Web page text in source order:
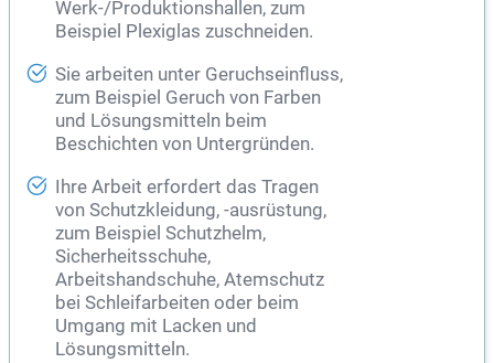
Werk-/Produktionshallen, zum
Beispiel Plexiglas zuschneiden.
Sie arbeiten unter Geruchseinfluss,
zum Beispiel Geruch von Farben
und Lösungsmitteln beim
Beschichten von Untergründen.
Ihre Arbeit erfordert das Tragen
von Schutzkleidung, -ausrüstung,
zum Beispiel Schutzhelm,
Sicherheitsschuhe,
Arbeitshandschuhe, Atemschutz
bei Schleifarbeiten oder beim
Umgang mit Lacken und
Lösungsmitteln.